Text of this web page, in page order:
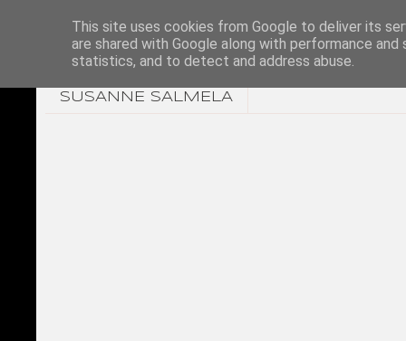
SUSANNE SALMELA
This site uses cookies from Google to deliver its
are shared with Google along with performance
statistics, and to detect and address abuse.